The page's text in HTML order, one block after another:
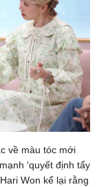
về màu tóc mới
‘quyết định tẩy
Won kể lại rằng